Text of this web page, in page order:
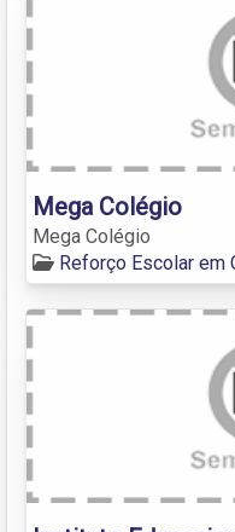
Mega Colégio
Mega Colégio
Reforço Escolar em